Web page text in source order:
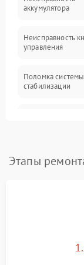
аккумулятора
Неисправность
управления
Поломка системы
стабилизации
Wi-Fi
Этапы